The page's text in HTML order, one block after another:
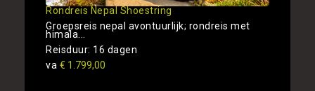
Rondreis Nepal Shoestring
Groepsreis nepal avontuurlijk; rondreis met
himala...
Reisduur: 16 dagen
va € 1.799,00